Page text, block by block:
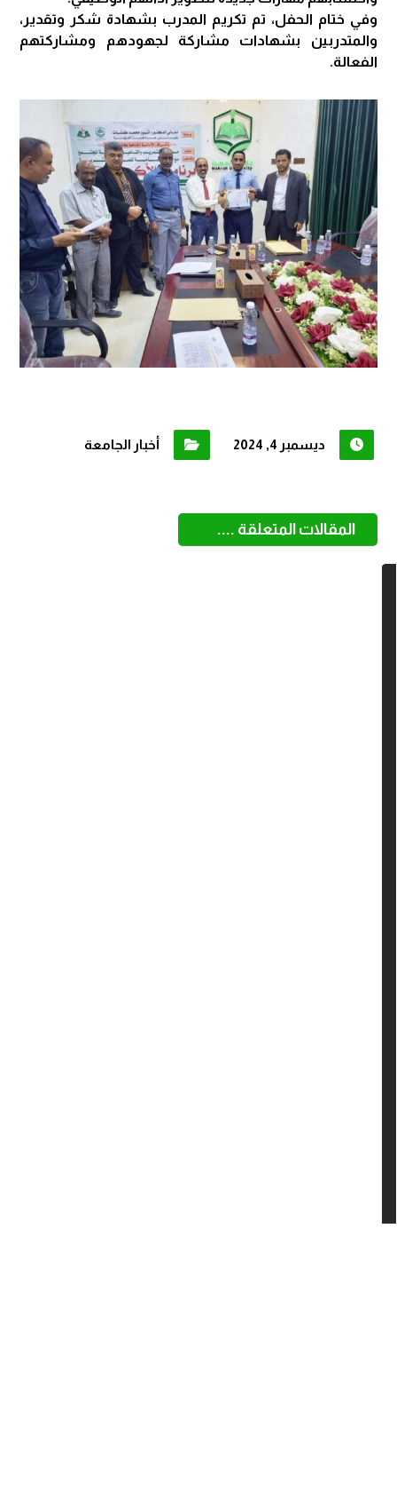
وفي ختام الحفل، تم تكريم المدرب بشهادة شكر وتقدير،
والمتدربين بشهادات مشاركة لجهودهم ومشاركتهم
الفعالة.
ديسمبر 4, 2024 أخبار الجامعة
المقالات المتعلقة ....